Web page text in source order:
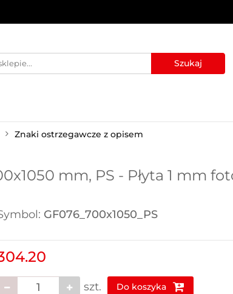
Znaki ostrzegawcze z opisem
mm, PS - Płyta 1 mm
GF076_700x1050_PS
szt. Do koszyka